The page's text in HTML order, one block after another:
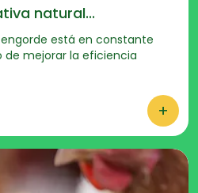
natural...
está en constante
de mejorar la eficiencia
+